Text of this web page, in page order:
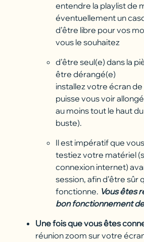
entendre la playlist de
éventuellement un
d’être libre pour vos
vous le souhaitez
d’être seul(e) dans la
être dérangé(e)
installez votre écran
puisse vous voir
au moins tout le haut
buste).
Il est impératif que
testiez votre matériel
connexion internet)
session, afin d’être sûr
fonctionne. Vous êtes
bon fonctionnement
Une fois que vous êtes
réunion zoom sur votre